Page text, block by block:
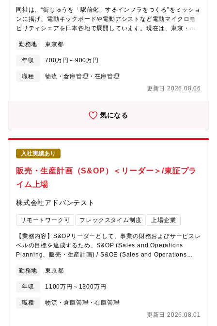
接は海外メンバや役員との英語面接を実施します。ほか1on1の英
語面接などが追加される可能性がございます。※状況により、追
加の課題などご依頼させていただく場合がございます。
同社は、“街じゅうを「駅前化」するインフラをつくる”をミッショ
ンに掲げ、電動キックボードや電動アシストなど電動マイクロモ
ビリティシェアを日本各地で展開しています。現在は、東京・横
全国34エリア、15,500ポート、車両40,000台でサービスを展開
しています。街には「ポート」という移動のハブがあり、いつで
もポートからポートへ電動マイクロモビリティに乗って移動する
ことができます。 約100年前から鉄道が路線に沿って街を発展さ
人が移動し、集まる場所をつくることで、街じゅうを駅前のよう
普及によるCO2削減と、ご高齢の方も乗ることができる新しい電
動モビリティの導入を実現し、すべての人が安全・便利に移動で
きる持続可能な社会をつくることを目指します。【組織とポジシ
ョンについて】「車両管理マネージャー」は、Luupのサービスの
根幹を支える車両の管理体制を構築いただくポジションとなりま
す。保険の付保、車両の整備・修理、各都市における最適車両数
の検討及び管理を含めたTotalの車両管理をリードいただきます。
【具体的なミッション】■最適車両管理・車両配置・ユーザーの利
用傾向および市場動向を踏まえた、最適な車両配置・車両管理の
率・コスト・利便性の最適化検討■整備オペレーションのプロセス
デザイン・故障検知から回収、診断、修理、再配置までの一気通
貫したオペレーションプロセスの構築・実装・KPI・異常検知・是
パシティ、コスト、将来の事業拡大を見据えた配置・機能設計を
行う・倉庫の選定と契約■ベンダーマネジメント・外部ベンダーと
のパートナーシップ構築・業務品質・キャパシティのマネジメン
ト・新規整備士の教育プロセスの策定※Luup倉庫は全国に所在し
だくことを基本としています。【仕事の魅力】■拡大期における複
とができます■社会的に影響力のある電動マイクロモビリティのシ
ェアリングという新規ビジネスグロース時期に関わることができ
勤務地 東京都
年収 700万円～900万円
職種
物流・倉庫管理・在庫管理
更新日 2026.08.06
気になる
入社実績あり
販売・生産計画（S&OP）＜リーダー＞/東証プラ
イム上場
株式会社アドバンテスト
リモートワーク可 フレックスタイム制度 上場企業
【業務内容】S&OPリーダーとして、事業の財務およびサービスレ
ベルの目標を達成するため、S&OP (Sales and Operations
Planning、販売・生産計画) / S&OE (Sales and Operations
クロスファンクションのプロジェクト管理、調整、ファシリテー
ション、プロセス改善を担当いただきます。【職務内容】・需要
および制約供給計画、サプライチェーン能力投資、在庫戦略に関
する意思決定を推進する。・需要予測が実行可能な生産計画に変
需要を満たすために在庫レベルを最適化する。・S&OPプロセスの
勤務地 東京都
年収 1100万円～1300万円
職種
物流・倉庫管理・在庫管理
更新日 2026.08.01